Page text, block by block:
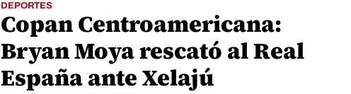
DEPORTES
Copan Centroamericana:
Bryan Moya rescató al Real
España ante Xelajú